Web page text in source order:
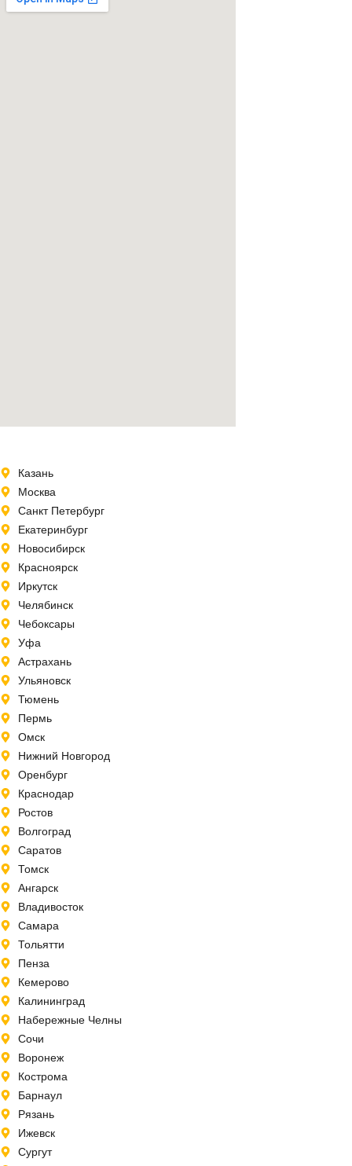
Казань
Москва
Санкт Петербург
Екатеринбург
Новосибирск
Красноярск
Иркутск
Челябинск
Чебоксары
Уфа
Астрахань
Ульяновск
Тюмень
Пермь
Омск
Нижний Новгород
Оренбург
Краснодар
Ростов
Волгоград
Саратов
Томск
Ангарск
Владивосток
Самара
Тольятти
Пенза
Кемерово
Калининград
Набережные Челны
Сочи
Воронеж
Кострома
Барнаул
Рязань
Ижевск
Сургут